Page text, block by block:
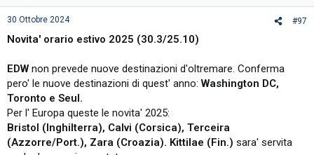
n
s
30 Ottobre 2024 #97
Novita' orario estivo 2025 (30.3/25.10)
EDW non prevede nuove destinazioni d'oltremare. Conferma
pero' le nuove destinazioni di quest' anno: Washington DC,
Toronto e Seul.
Per l' Europa queste le novita' 2025:
Bristol (Inghilterra), Calvi (Corsica), Terceira
(Azzorre/Port.), Zara (Croazia). Kittilae (Fin.) sara' servita